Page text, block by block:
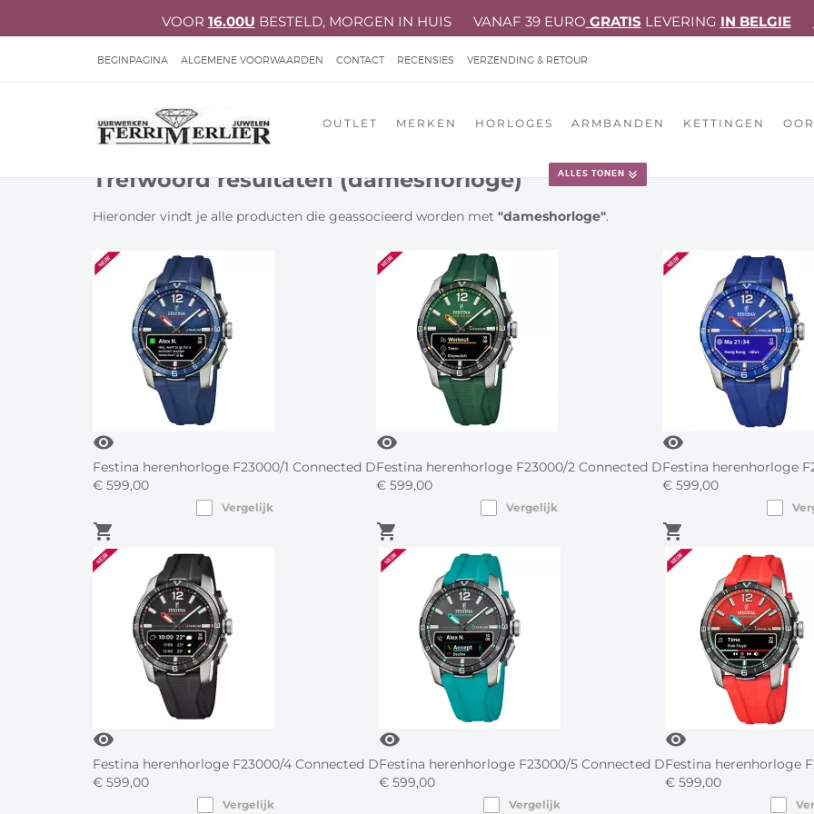
VOOR 16.00U BESTELD, MORGEN IN HUIS VANAF 39 EURO GRATIS LEVERING IN BELGIE
BEGINPAGINA ALGEMENE VOORWAARDEN CONTACT RECENSIES VERZENDING & RETOUR
HERSTELLINGEN JUWELEN & UURWERKEN
OUTLET MERKEN HORLOGES ARMBANDEN KETTINGEN
ALLES TONEN
RINGCOLLECTIE!
DIAMONDS SPEAK LOUDER THAN WORDS
Trefwoord resultaten (dameshorloge)
Hieronder vindt je alle producten die geassocieerd worden met "dameshorloge".
visibility
Festina herenhorloge F23000/1 Connected D
€ 599,00
Vergelijk
shopping_cart
visibility
Festina herenhorloge F23000/2 Connected D
€ 599,00
Vergelijk
shopping_cart
visibility
Festina herenhorloge
€ 599,00
shopping_cart
visibility
Festina herenhorloge F23000/4 Connected D
€ 599,00
Vergelijk
visibility
Festina herenhorloge F23000/5 Connected D
€ 599,00
Vergelijk
visibility
Festina herenhorloge
€ 599,00